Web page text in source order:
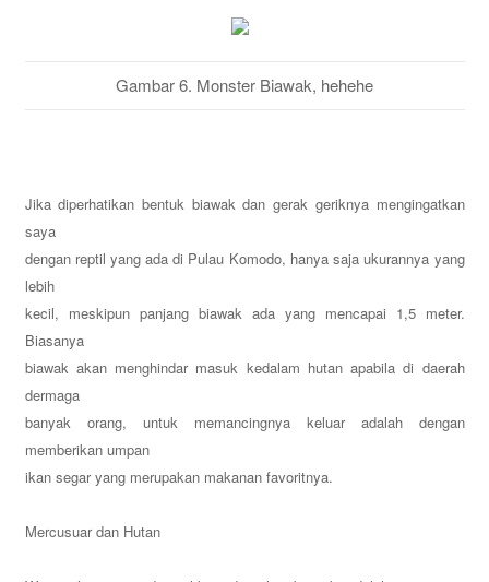
Gambar 6. Monster Biawak, hehehe
Jika diperhatikan bentuk biawak dan gerak geriknya mengingatkan
saya
dengan reptil yang ada di Pulau Komodo, hanya saja ukurannya yang
lebih
kecil, meskipun panjang biawak ada yang mencapai 1,5 meter.
Biasanya
biawak akan menghindar masuk kedalam hutan apabila di daerah
dermaga
banyak orang, untuk memancingnya keluar adalah dengan
memberikan umpan
ikan segar yang merupakan makanan favoritnya.
Mercusuar dan Hutan